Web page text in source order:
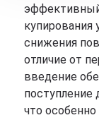
купирования
снижения
отличие от
введение
что